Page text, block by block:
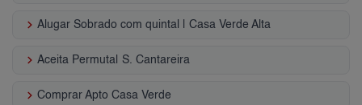
keyboard_arrow_right Alugar Sobrado com quintal | Casa Verde Alta
keyboard_arrow_right Aceita Permuta| S. Cantareira
keyboard_arrow_right Comprar Apto Casa Verde